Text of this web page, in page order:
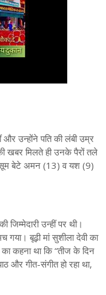
उन्होंने पति की लंबी उम्र
खबर मिलते ही उनके पैरों तले
बेटे अमन (13) व यश (9)
जिम्मेदारी उन्हीं पर थी।
गया। बूढ़ी मां सुशीला देवी का
कहना था कि “तीज के दिन
और गीत-संगीत हो रहा था,